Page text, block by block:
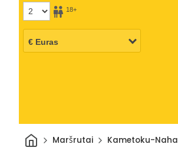
18+
Pradžia
Maršrutai Kametoku-Naha